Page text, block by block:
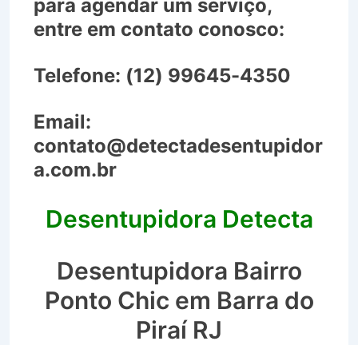
para agendar um serviço,
entre em contato conosco:
Telefone: (12) 99645-4350
Email:
contato@detectadesentupidor
a.com.br
Desentupidora Detecta
Desentupidora Bairro
Ponto Chic em Barra do
Piraí RJ